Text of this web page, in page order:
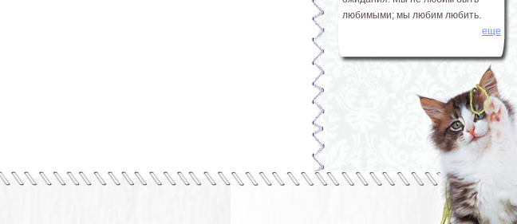
любимыми; мы любим любить.
еще